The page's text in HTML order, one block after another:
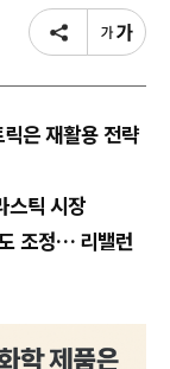
은 재활용 전략
스틱 시장
조정… 리밸런